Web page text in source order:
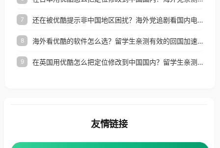
7 还在被优酷提示非中国地区困扰？海外党追剧看国内电影的正确打开方式
8 海外看优酷的软件怎么选？留学生亲测有效的回国加速方案
9 在英国用优酷怎么把定位修改到中国国内？留学生亲测有效的回国加速方案
友情链接